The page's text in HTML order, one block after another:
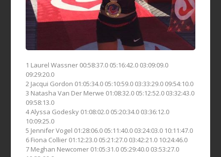
1 Laurel Wassner 00:58:37.0 05:16:42.0 03:09:09.0
09:29:20.0
2 Jacqui Gordon 01:05:34.0 05:10:59.0 03:33:29.0 09:54:10.0
3 Natasha Van Der Merwe 01:08:32.0 05:12:52.0 03:32:43.0
09:58:13.0
4 Alyssa Godesky 01:08:02.0 05:20:34.0 03:36:12.0
10:09:25.0
5 Jennifer Vogel 01:28:06.0 05:11:40.0 03:24:03.0 10:11:47.0
6 Fiona Collier 01:12:23.0 05:21:27.0 03:42:21.0 10:24:46.0
7 Meghan Newcomer 01:05:31.0 05:29:40.0 03:53:27.0